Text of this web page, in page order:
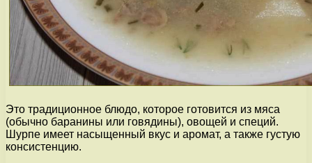
Это традиционное блюдо, которое готовится из мяса
(обычно баранины или говядины), овощей и специй.
Шурпе имеет насыщенный вкус и аромат, а также густую
консистенцию.